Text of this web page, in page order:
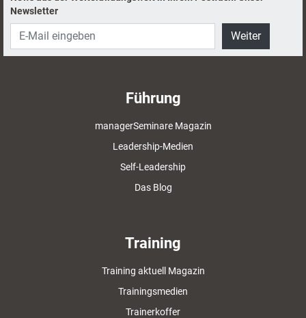
Newsletter
Weiter
Führung
managerSeminare Magazin
Leadership-Medien
Self-Leadership
Das Blog
Training
Training aktuell Magazin
Trainingsmedien
Trainerkoffer